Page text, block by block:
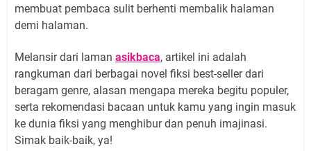
membuat pembaca sulit berhenti membalik halaman
demi halaman.
Melansir dari laman asikbaca, artikel ini adalah
rangkuman dari berbagai novel fiksi best-seller dari
beragam genre, alasan mengapa mereka begitu populer,
serta rekomendasi bacaan untuk kamu yang ingin masuk
ke dunia fiksi yang menghibur dan penuh imajinasi.
Simak baik-baik, ya!